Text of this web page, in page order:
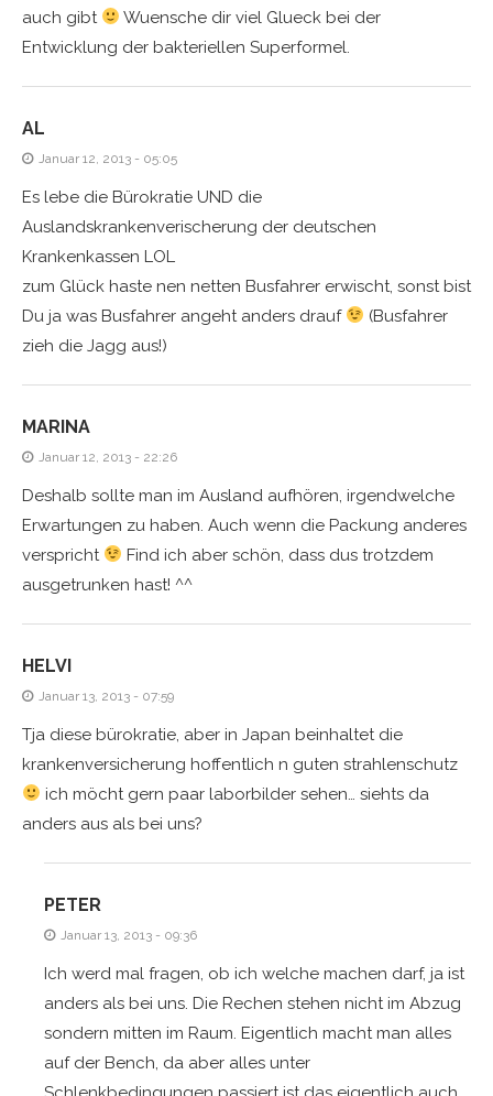
auch gibt
Wuensche dir viel Glueck bei der
Entwicklung der bakteriellen Superformel.
AL
Januar 12, 2013 - 05:05
Es lebe die Bürokratie UND die
Auslandskrankenverischerung der deutschen
Krankenkassen LOL
zum Glück haste nen netten Busfahrer erwischt, sonst bist
Du ja was Busfahrer angeht anders drauf
(Busfahrer
zieh die Jagg aus!)
MARINA
Januar 12, 2013 - 22:26
Deshalb sollte man im Ausland aufhören, irgendwelche
Erwartungen zu haben. Auch wenn die Packung anderes
verspricht
Find ich aber schön, dass dus trotzdem
ausgetrunken hast! ^^
HELVI
Januar 13, 2013 - 07:59
Tja diese bürokratie, aber in Japan beinhaltet die
krankenversicherung hoffentlich n guten strahlenschutz
ich möcht gern paar laborbilder sehen… siehts da
anders aus als bei uns?
PETER
Januar 13, 2013 - 09:36
Ich werd mal fragen, ob ich welche machen darf, ja ist
anders als bei uns. Die Rechen stehen nicht im Abzug
sondern mitten im Raum. Eigentlich macht man alles
auf der Bench, da aber alles unter